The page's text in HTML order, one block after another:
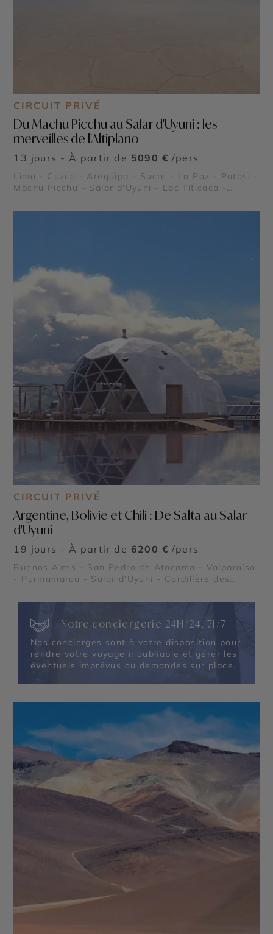
CIRCUIT PRIVÉ
Du Machu Picchu au Salar d'Uyuni : les
merveilles de l'Altiplano
13 jours - À partir de 5090 € /pers
Lima - Cuzco - Arequipa - Sucre - La Paz - Potosi -
Machu Picchu - Salar d'Uyuni - Lac Titicaca -
Ollantaytambo
CIRCUIT PRIVÉ
Argentine, Bolivie et Chili : De Salta au Salar
d'Uyuni
19 jours - À partir de 6200 € /pers
Buenos Aires - San Pedro de Atacama - Valparaíso
- Purmamarca - Salar d'Uyuni - Cordillère des
Notre conciergerie 24H/24, 7J/7
Nos concierges sont à votre disposition pour
rendre votre voyage inoubliable et gérer les
éventuels imprévus ou demandes sur place.